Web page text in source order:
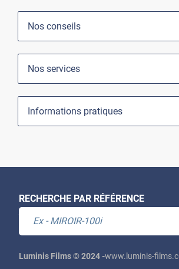
Nos conseils
Nos services
Informations pratiques
RECHERCHE PAR RÉFÉRENCE
Luminis Films © 2024 -www.luminis-